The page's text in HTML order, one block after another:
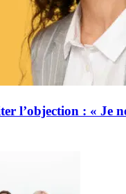
l’objection : « Je